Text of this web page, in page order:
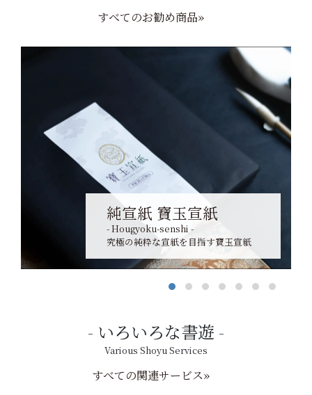
すべてのお勧め商品»
純宣紙 寶玉宣紙
- Hougyoku-senshi -
究極の純粋な宣紙を目指す寶玉宣紙
いろいろな書遊
Various Shoyu Services
すべての関連サービス»